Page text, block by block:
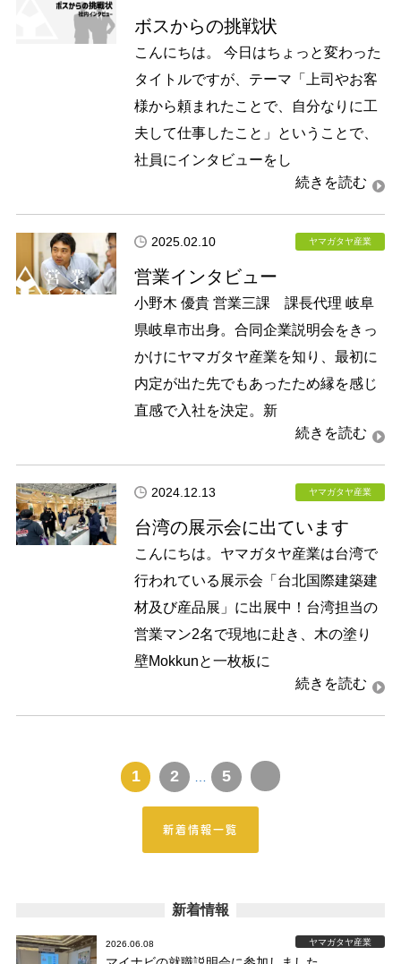
ボスからの挑戦状
こんにちは。 今日はちょっと変わった
タイトルですが、テーマ「上司やお客
様から頼まれたことで、自分なりに工
夫して仕事したこと」ということで、
社員にインタビューをし
2025.02.10 ヤマガタヤ産業
営業インタビュー
小野木 優貴 営業三課 課長代理 岐阜
県岐阜市出身。合同企業説明会をきっ
かけにヤマガタヤ産業を知り、最初に
内定が出た先でもあったため縁を感じ
直感で入社を決定。新
2024.12.13 ヤマガタヤ産業
台湾の展示会に出ています
こんにちは。ヤマガタヤ産業は台湾で
行われている展示会「台北国際建築建
材及び産品展」に出展中！台湾担当の
営業マン2名で現地に赴き、木の塗り
壁Mokkunと一枚板に
1 2 5
新着情報一覧
新着情報
2026.06.08 ヤマガタヤ産業